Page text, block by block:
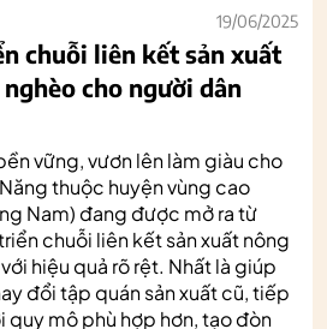
19/06/2025
chuỗi liên kết sản xuất
cho người dân
vững, vươn lên làm giàu cho
thuộc huyện vùng cao
Nam) đang được mở ra từ
chuỗi liên kết sản xuất nông
hiệu quả rõ rệt. Nhất là giúp
đổi tập quán sản xuất cũ, tiếp
quy mô phù hợp hơn, tạo đòn